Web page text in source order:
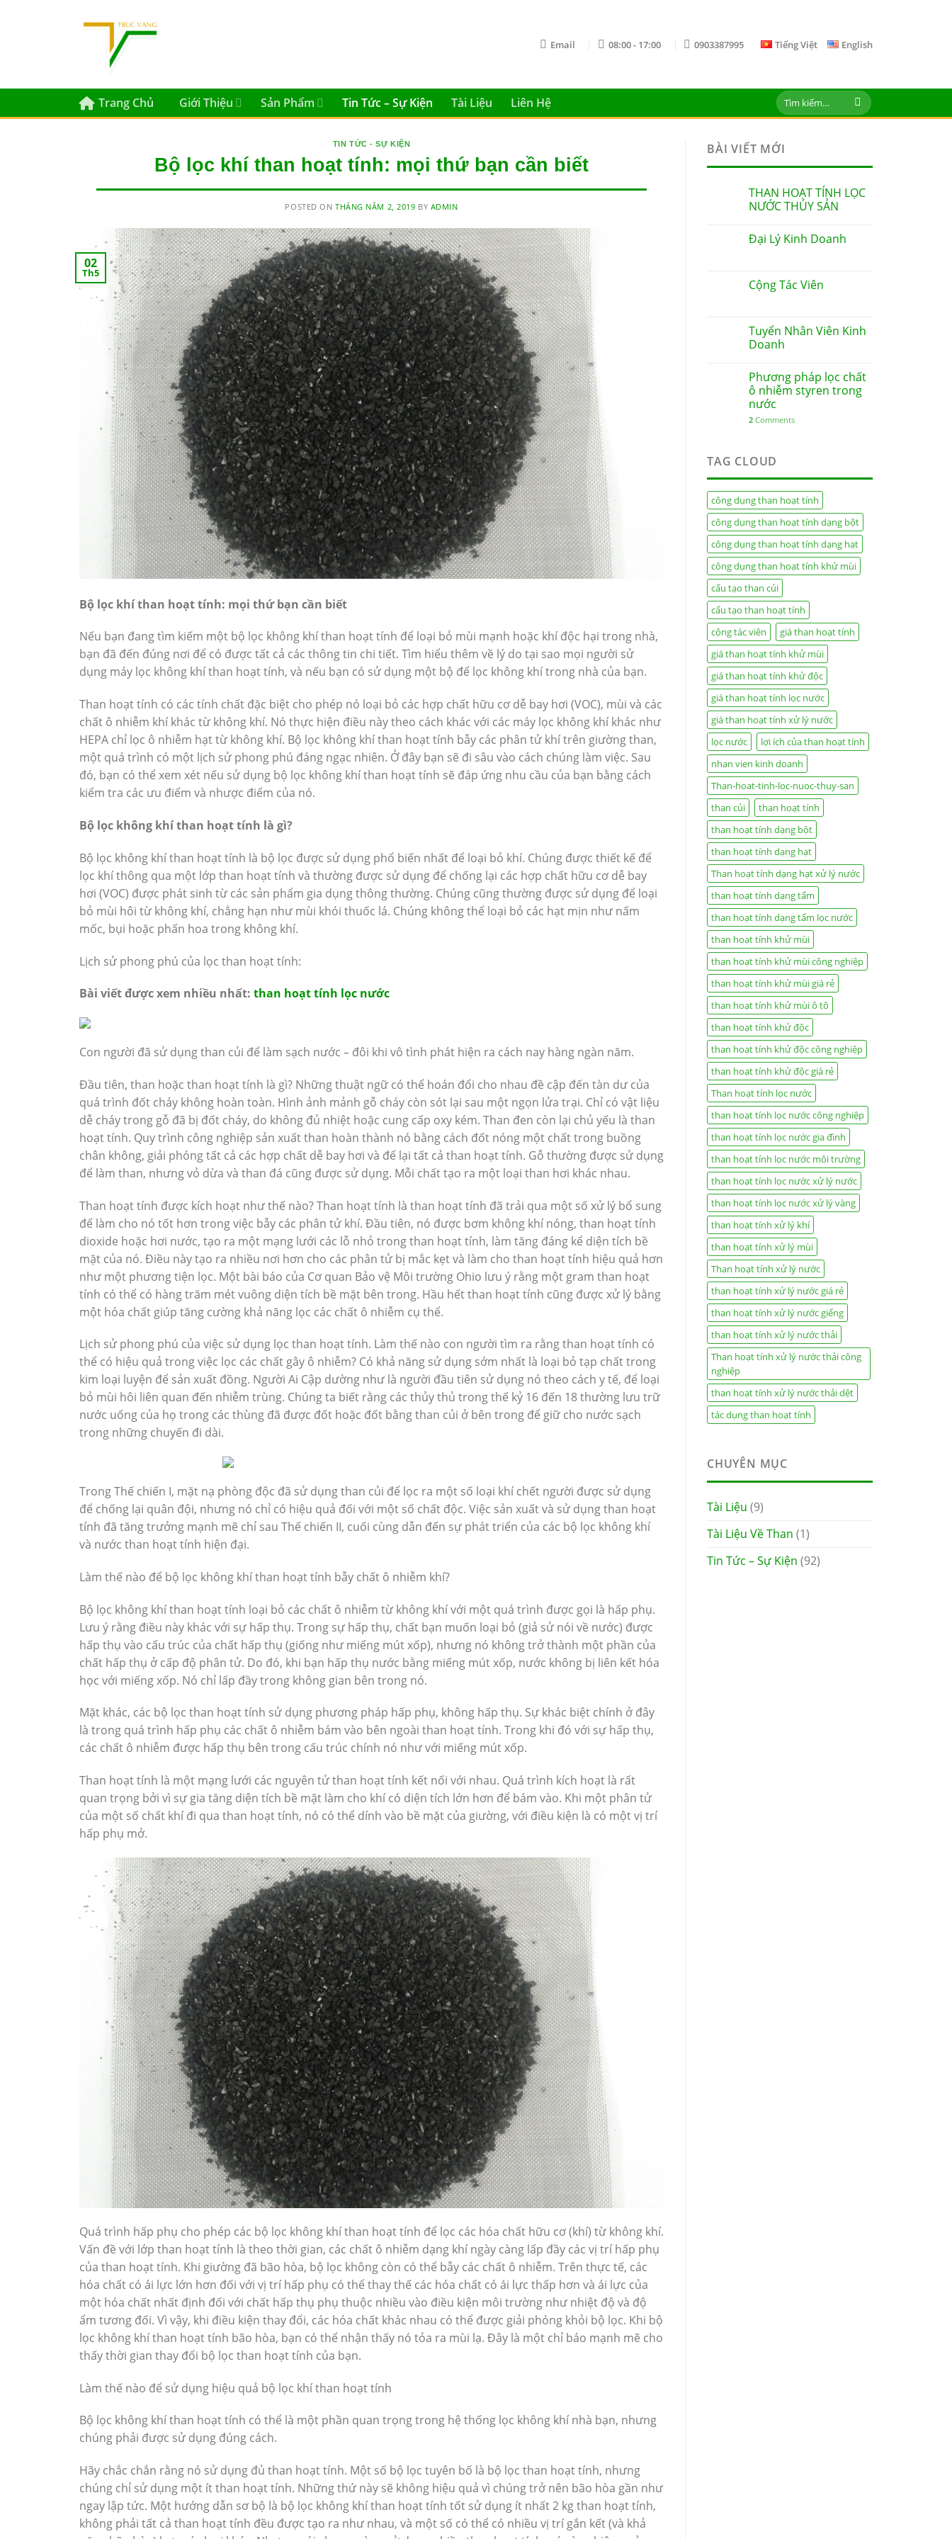
Email 08:00 - 17:00 0903387995 Tiếng Việt English
Trang Chủ Giới Thiệu Sản Phẩm Tin Tức – Sự Kiện Tài Liệu Liên Hệ
Tìm
kiếm:
TIN TỨC - SỰ KIỆN
Bộ lọc khí than hoạt tính: mọi thứ bạn cần biết
POSTED ON THÁNG NĂM 2, 2019 BY ADMIN
02
Th5
Bộ lọc khí than hoạt tính: mọi thứ bạn cần biết
Nếu bạn đang tìm kiếm một bộ lọc không khí than hoạt tính để loại bỏ mùi mạnh hoặc khí độc hại trong nhà,
bạn đã đến đúng nơi để có được tất cả các thông tin chi tiết. Tìm hiểu thêm về lý do tại sao mọi người sử
dụng máy lọc không khí than hoạt tính, và nếu bạn có sử dụng một bộ để lọc không khí trong nhà của bạn.
Than hoạt tính có các tính chất đặc biệt cho phép nó loại bỏ các hợp chất hữu cơ dễ bay hơi (VOC), mùi và các
chất ô nhiễm khí khác từ không khí. Nó thực hiện điều này theo cách khác với các máy lọc không khí khác như
HEPA chỉ lọc ô nhiễm hạt từ không khí. Bộ lọc không khí than hoạt tính bẫy các phân tử khí trên giường than,
một quá trình có một lịch sử phong phú đáng ngạc nhiên. Ở đây bạn sẽ đi sâu vào cách chúng làm việc. Sau
đó, bạn có thể xem xét nếu sử dụng bộ lọc không khí than hoạt tính sẽ đáp ứng nhu cầu của bạn bằng cách
kiểm tra các ưu điểm và nhược điểm của nó.
Bộ lọc không khí than hoạt tính là gì?
Bộ lọc không khí than hoạt tính là bộ lọc được sử dụng phổ biến nhất để loại bỏ khí. Chúng được thiết kế để
lọc khí thông qua một lớp than hoạt tính và thường được sử dụng để chống lại các hợp chất hữu cơ dễ bay
hơi (VOC) được phát sinh từ các sản phẩm gia dụng thông thường. Chúng cũng thường được sử dụng để loại
bỏ mùi hôi từ không khí, chẳng hạn như mùi khói thuốc lá. Chúng không thể loại bỏ các hạt mịn như nấm
mốc, bụi hoặc phấn hoa trong không khí.
Lịch sử phong phú của lọc than hoạt tính:
Bài viết được xem nhiều nhất: than hoạt tính lọc nước
Con người đã sử dụng than củi để làm sạch nước – đôi khi vô tình phát hiện ra cách nay hàng ngàn năm.
Đầu tiên, than hoặc than hoạt tính là gì? Những thuật ngữ có thể hoán đổi cho nhau đề cập đến tàn dư của
quá trình đốt cháy không hoàn toàn. Hình ảnh mảnh gỗ cháy còn sót lại sau một ngọn lửa trại. Chỉ có vật liệu
dễ cháy trong gỗ đã bị đốt cháy, do không đủ nhiệt hoặc cung cấp oxy kém. Than đen còn lại chủ yếu là than
hoạt tính. Quy trình công nghiệp sản xuất than hoàn thành nó bằng cách đốt nóng một chất trong buồng
chân không, giải phóng tất cả các hợp chất dễ bay hơi và để lại tất cả than hoạt tính. Gỗ thường được sử dụng
để làm than, nhưng vỏ dừa và than đá cũng được sử dụng. Mỗi chất tạo ra một loại than hơi khác nhau.
Than hoạt tính được kích hoạt như thế nào? Than hoạt tính là than hoạt tính đã trải qua một số xử lý bổ sung
để làm cho nó tốt hơn trong việc bẫy các phân tử khí. Đầu tiên, nó được bơm không khí nóng, than hoạt tính
dioxide hoặc hơi nước, tạo ra một mạng lưới các lỗ nhỏ trong than hoạt tính, làm tăng đáng kể diện tích bề
mặt của nó. Điều này tạo ra nhiều nơi hơn cho các phân tử bị mắc kẹt và làm cho than hoạt tính hiệu quả hơn
như một phương tiện lọc. Một bài báo của Cơ quan Bảo vệ Môi trường Ohio lưu ý rằng một gram than hoạt
tính có thể có hàng trăm mét vuông diện tích bề mặt bên trong. Hầu hết than hoạt tính cũng được xử lý bằng
một hóa chất giúp tăng cường khả năng lọc các chất ô nhiễm cụ thể.
Lịch sử phong phú của việc sử dụng lọc than hoạt tính. Làm thế nào con người tìm ra rằng than hoạt tính có
thể có hiệu quả trong việc lọc các chất gây ô nhiễm? Có khả năng sử dụng sớm nhất là loại bỏ tạp chất trong
kim loại luyện để sản xuất đồng. Người Ai Cập dường như là người đầu tiên sử dụng nó theo cách y tế, để loại
bỏ mùi hôi liên quan đến nhiễm trùng. Chúng ta biết rằng các thủy thủ trong thế kỷ 16 đến 18 thường lưu trữ
nước uống của họ trong các thùng đã được đốt hoặc đốt bằng than củi ở bên trong để giữ cho nước sạch
trong những chuyến đi dài.
Trong Thế chiến I, mặt nạ phòng độc đã sử dụng than củi để lọc ra một số loại khí chết người được sử dụng
để chống lại quân đội, nhưng nó chỉ có hiệu quả đối với một số chất độc. Việc sản xuất và sử dụng than hoạt
tính đã tăng trưởng mạnh mẽ chỉ sau Thế chiến II, cuối cùng dẫn đến sự phát triển của các bộ lọc không khí
và nước than hoạt tính hiện đại.
Làm thế nào để bộ lọc không khí than hoạt tính bẫy chất ô nhiễm khí?
Bộ lọc không khí than hoạt tính loại bỏ các chất ô nhiễm từ không khí với một quá trình được gọi là hấp phụ.
Lưu ý rằng điều này khác với sự hấp thụ. Trong sự hấp thụ, chất bạn muốn loại bỏ (giả sử nói về nước) được
hấp thụ vào cấu trúc của chất hấp thụ (giống như miếng mút xốp), nhưng nó không trở thành một phần của
chất hấp thụ ở cấp độ phân tử. Do đó, khi bạn hấp thụ nước bằng miếng mút xốp, nước không bị liên kết hóa
học với miếng xốp. Nó chỉ lấp đầy trong không gian bên trong nó.
Mặt khác, các bộ lọc than hoạt tính sử dụng phương pháp hấp phụ, không hấp thụ. Sự khác biệt chính ở đây
là trong quá trình hấp phụ các chất ô nhiễm bám vào bên ngoài than hoạt tính. Trong khi đó với sự hấp thụ,
các chất ô nhiễm được hấp thụ bên trong cấu trúc chính nó như với miếng mút xốp.
Than hoạt tính là một mạng lưới các nguyên tử than hoạt tính kết nối với nhau. Quá trình kích hoạt là rất
quan trọng bởi vì sự gia tăng diện tích bề mặt làm cho khí có diện tích lớn hơn để bám vào. Khi một phân tử
của một số chất khí đi qua than hoạt tính, nó có thể dính vào bề mặt của giường, với điều kiện là có một vị trí
hấp phụ mở.
Quá trình hấp phụ cho phép các bộ lọc không khí than hoạt tính để lọc các hóa chất hữu cơ (khí) từ không khí.
Vấn đề với lớp than hoạt tính là theo thời gian, các chất ô nhiễm dạng khí ngày càng lấp đầy các vị trí hấp phụ
của than hoạt tính. Khi giường đã bão hòa, bộ lọc không còn có thể bẫy các chất ô nhiễm. Trên thực tế, các
hóa chất có ái lực lớn hơn đối với vị trí hấp phụ có thể thay thế các hóa chất có ái lực thấp hơn và ái lực của
một hóa chất nhất định đối với chất hấp thụ phụ thuộc nhiều vào điều kiện môi trường như nhiệt độ và độ
ẩm tương đối. Vì vậy, khi điều kiện thay đổi, các hóa chất khác nhau có thể được giải phóng khỏi bộ lọc. Khi bộ
lọc không khí than hoạt tính bão hòa, bạn có thể nhận thấy nó tỏa ra mùi lạ. Đây là một chỉ báo mạnh mẽ cho
thấy thời gian thay đổi bộ lọc than hoạt tính của bạn.
Làm thế nào để sử dụng hiệu quả bộ lọc khí than hoạt tính
Bộ lọc không khí than hoạt tính có thể là một phần quan trọng trong hệ thống lọc không khí nhà bạn, nhưng
chúng phải được sử dụng đúng cách.
Hãy chắc chắn rằng nó sử dụng đủ than hoạt tính. Một số bộ lọc tuyên bố là bộ lọc than hoạt tính, nhưng
chúng chỉ sử dụng một ít than hoạt tính. Những thứ này sẽ không hiệu quả vì chúng trở nên bão hòa gần như
ngay lập tức. Một hướng dẫn sơ bộ là bộ lọc không khí than hoạt tính tốt sử dụng ít nhất 2 kg than hoạt tính,
không phải tất cả than hoạt tính đều được tạo ra như nhau, và một số có thể có nhiều vị trí gắn kết (và khả
BÀI VIẾT MỚI
THAN HOẠT TÍNH LỌC
NƯỚC THÚY SẢN
Đại Lý Kinh Doanh
Cộng Tác Viên
Tuyển Nhân Viên Kinh
Doanh
Phương pháp lọc chất
ô nhiễm styren trong
nước
2 Comments
TAG CLOUD
công dụng than hoạt tính
công dụng than hoạt tính dạng bột
công dụng than hoạt tính dạng hạt
công dụng than hoạt tính khử mùi
cấu tạo than củi
cấu tạo than hoạt tính
cộng tác viên
giá than hoạt tính
giá than hoạt tính khử mùi
giá than hoạt tính khử độc
giá than hoạt tính lọc nước
giá than hoạt tính xử lý nước
lọc nước
lợi ích của than hoạt tính
nhan vien kinh doanh
Than-hoat-tinh-loc-nuoc-thuy-san
than củi
than hoạt tính
than hoạt tính dạng bột
than hoạt tính dạng hạt
Than hoạt tính dạng hạt xử lý nước
than hoạt tính dạng tấm
than hoạt tính dạng tấm lọc nước
than hoạt tính khử mùi
than hoạt tính khử mùi công nghiệp
than hoạt tính khử mùi giá rẻ
than hoạt tính khử mùi ô tô
than hoạt tính khử độc
than hoạt tính khử độc công nghiệp
than hoạt tính khử độc giá rẻ
Than hoạt tính lọc nước
than hoạt tính lọc nước công nghiệp
than hoạt tính lọc nước gia đình
than hoạt tính lọc nước môi trường
than hoạt tính lọc nước xử lý nước
than hoạt tính lọc nước xử lý vàng
than hoạt tính xử lý khí
than hoạt tính xử lý mùi
Than hoạt tính xử lý nước
than hoạt tính xử lý nước giá rẻ
than hoạt tính xử lý nước giếng
than hoạt tính xử lý nước thải
Than hoạt tính xử lý nước thải công
nghiệp
than hoạt tính xử lý nước thải dệt
tác dụng than hoạt tính
CHUYÊN MỤC
Tài Liệu (9)
Tài Liệu Về Than (1)
Tin Tức – Sự Kiện (92)